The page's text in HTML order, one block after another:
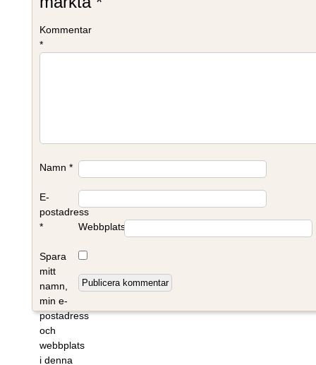
Kommentar
*
Namn *
E-
postadress
*
Webbplats
Spara
mitt
namn,
min e-
postadress
och
webbplats
i denna